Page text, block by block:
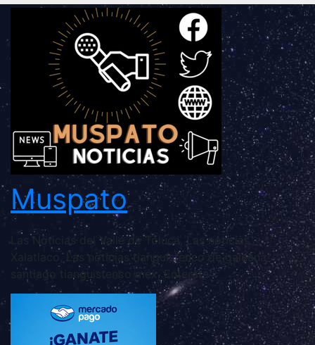
Muspato
Las Noticias del Valle de Toluca, Las noticias
Xalatlaco, Las noticias tianguistenco de galeana
santiago tianguistenco méx. Enterate